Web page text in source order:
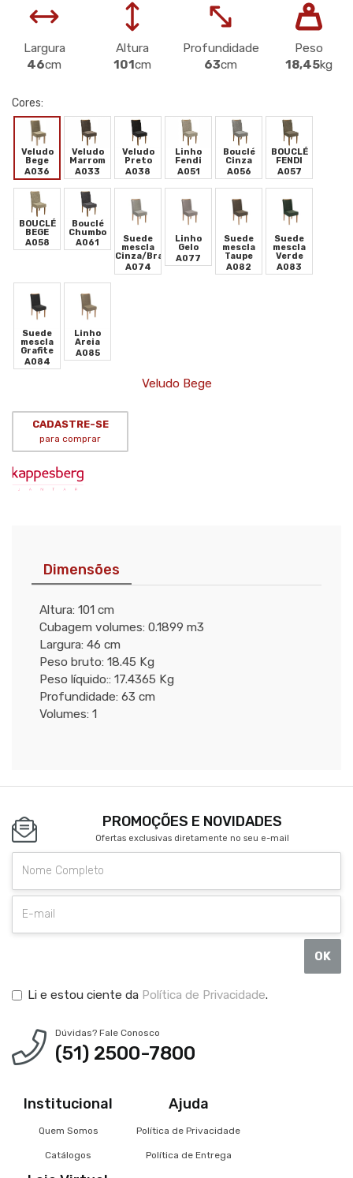
Largura
46cm
Altura
101 cm
Profundidade
63cm
Peso
18,45kg
Cores:
Veludo
Bege
A036
Veludo
Marrom
A033
Veludo
Preto
A038
Linho
Fendi
A051
Bouclé
Cinza
A056
BOUCLÉ
FENDI
A057
BOUCLÉ
BEGE
A058
Bouclé
Chumbo
A061
Suede
mescla
Cinza/Branco
A074
Linho
Gelo
A077
Suede
mescla
Taupe
A082
Suede
mescla
Verde
A083
Suede
mescla
Grafite
A084
Linho
Areia
A085
Veludo Bege
CADASTRE-SE
para comprar
Dimensões
Altura: 101 cm
Cubagem volumes: 0.1899 m3
Largura: 46 cm
Peso bruto: 18.45 Kg
Peso líquido:: 17.4365 Kg
Profundidade: 63 cm
Volumes: 1
PROMOÇÕES E NOVIDADES
Ofertas exclusivas diretamente no seu e-mail
OK
Li e estou ciente da Política de Privacidade.
Dúvidas? Fale Conosco
(51) 2500-7800
Institucional
Quem Somos
Catálogos
Ajuda
Política de Privacidade
Política de Entrega